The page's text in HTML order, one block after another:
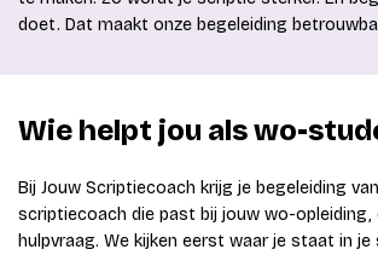
doet. Dat maakt onze begeleiding
Wie helpt jou als wo-
Bij Jouw Scriptiecoach krijg je begeleiding
scriptiecoach die past bij jouw wo-opleiding,
hulpvraag. We kijken eerst waar je staat in